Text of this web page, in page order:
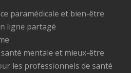
paramédicale et bien-être
ligne partagé
mentale et mieux-être
les professionnels de santé